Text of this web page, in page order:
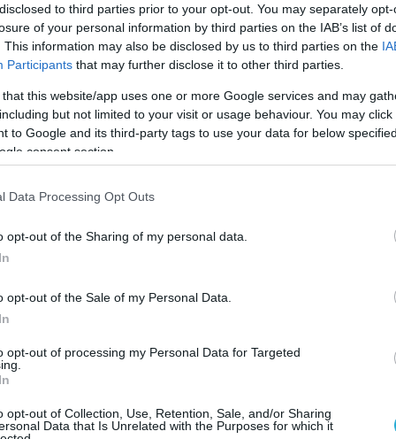
to third parties prior to your opt-out. You may separately
of your personal information by third parties on the IAB’s list of
This information may also be disclosed by us to third parties on the
Participants that may further disclose it to other third parties.
that this website/app uses one or more Google services and may
but not limited to your visit or usage behaviour. You may
to Google and its third-party tags to use your data for below
consent section.
Data Processing Opt Outs
opt-out of the Sharing of my personal data.
opt-out of the Sale of my Personal Data.
opt-out of processing my Personal Data for Targeted
opt-out of Collection, Use, Retention, Sale, and/or Sharing
Data that Is Unrelated with the Purposes for which it
Εκπροσώπου Εμπορίου, όπως δημοσιεύεται
ότι η Ελλάδα έχει σημειώσει πρόοδο στην
ευρείας χρήσης μη αδειοδοτημένου
ενώ έχει εισαγάγει νομοθεσία για την
σε όσους διαθέτουν πλαστά προϊόντα
«Η ευρεία χρήση μη
λογισμικού στο ελληνικό Δημόσιο
και χρόνια τους κατόχους των
το ζήτημα αυτό, διαθέτοντας
ευρώ για την αγορά αδειών
διαδικασία προκήρυξης ανοιχτού
άδειες λογισμικού για το ελληνικό
σύμβασης (Enterprise Agreement). Η
είναι προϊόν συνεργασίας των
Διακυβέρνησης και Ανάπτυξης και